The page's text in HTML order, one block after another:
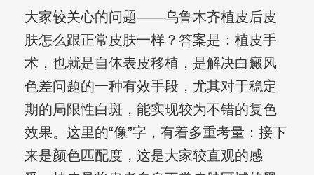
大家较关心的问题——乌鲁木齐植皮后皮
肤怎么跟正常皮肤一样？答案是：植皮手
术，也就是自体表皮移植，是解决白癜风
色差问题的一种有效手段，尤其对于稳定
期的局限性白斑，能实现较为不错的复色
效果。这里的“像”字，有着多重考量：接下
来是颜色匹配度，这是大家较直观的感